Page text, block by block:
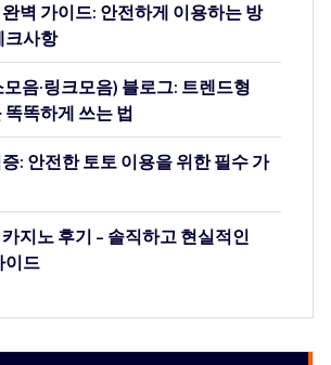
벽 가이드: 안전하게 이용하는 방
크사항
음·링크모음) 블로그: 트렌드형
똑똑하게 쓰는 법
: 안전한 토토 이용을 위한 필수 가
지노 후기 – 솔직하고 현실적인
이드